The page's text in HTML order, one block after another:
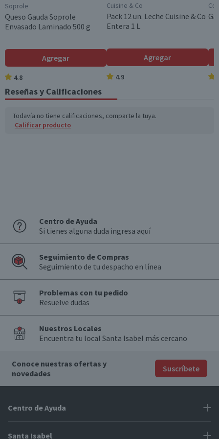
Grasas trans (g)
Colesterol (mg) 77
Hidratos de Carbon
o disponibles (g)
5,1 1,3
Azúcares totales
(g)
*Ingesta de referencia de un adulto promedio (8400 kj / 2000 kcal)
Soprole
Queso Gauda Soprole
Envasado Laminado 500 g
Agregar
4.8
Cuisine & Co
Pack 12 un. Leche Cuisine & Co
Entera 1 L
Agregar
4.9
Reseñas y Calificaciones
Todavía no tiene calificaciones, comparte la tuya.
Calificar producto
Centro de Ayuda
Si tienes alguna duda ingresa aquí
Seguimiento de Compras
Seguimiento de tu despacho en línea
Problemas con tu pedido
Resuelve dudas
Nuestros Locales
Encuentra tu local Santa Isabel más cercano
Conoce nuestras ofertas y
novedades
Suscríbete
Centro de Ayuda
Problemas con tu pedido
Santa Isabel